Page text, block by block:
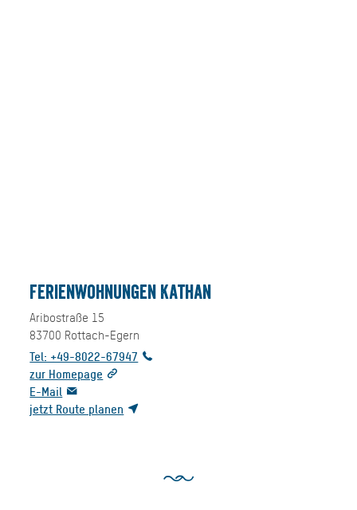
Ferienwohnungen Kathan
Aribostraße 15
83700 Rottach-Egern
Tel: +49-8022-67947
zur Homepage
E-Mail
jetzt Route planen